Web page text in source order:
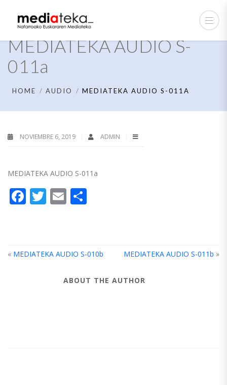
MEDIATEKA AUDIO S-
011a
HOME AUDIO MEDIATEKA AUDIO S-011A
NOVIEMBRE 6, 2019 ADMIN
MEDIATEKA AUDIO S-011a
Facebook
Twitter
Email
« MEDIATEKA AUDIO S-010b MEDIATEKA AUDIO S-011b »
ABOUT THE AUTHOR